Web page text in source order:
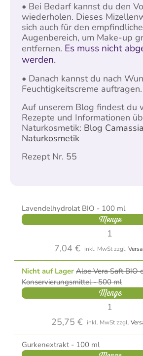
• Bei Bedarf kannst du den
wiederholen. Dieses
sich auch für den
Augenbereich, um Make-up
entfernen. Es muss nicht
werden.
• Danach kannst du nach
Feuchtigkeitscreme auftragen.
Auf unserem Blog findest du
Rezepte und Informationen
Naturkosmetik: Blog Camassia
Naturkosmetik
Rezept Nr. 55
Lavendelhydrolat BIO - 100 ml
Menge
7,04 € inkl. MwStzzgl.
Nicht auf Lager Aloe Vera Saft BIO
Konservierungsmittel - 500 ml
Menge
25,75 € inkl. MwStzzgl.
Gurkenextrakt - 100 ml